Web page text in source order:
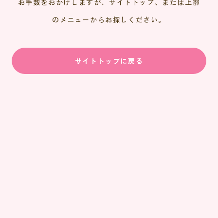
お手数をおかけしますが、サイトトップ、または上部
のメニューからお探しください。
サイトトップに戻る